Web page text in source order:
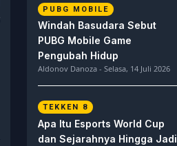
PUBG MOBILE
Windah Basudara Sebut
PUBG Mobile Game
Pengubah Hidup
Aldonov Danoza - Selasa, 14 Juli 2026
TEKKEN 8
Apa Itu Esports World Cup
dan Sejarahnya Hingga Jadi